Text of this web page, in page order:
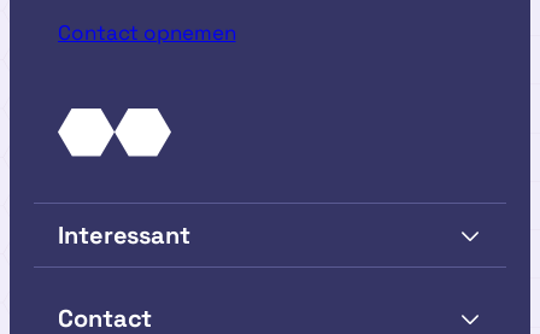
Contact opnemen
Interessant
Contact